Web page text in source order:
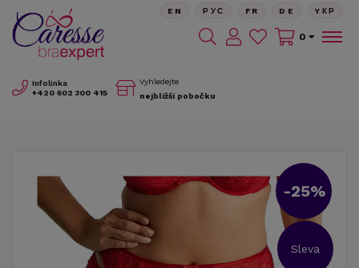
Infolinka
+420 602 300 415
Vyhledejte
nejbližší pobočku
EN РУС FR DE YКР
0
-25%
Sleva